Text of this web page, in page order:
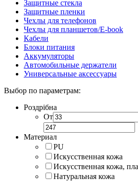
Защитные стекла
Защитные пленки
Чехлы для телефонов
Чехлы для планшетов/E-book
Кабели
Блоки питания
Аккумуляторы
Автомобильные держатели
Универсальные аксессуары
Выбор по параметрам:
Роздрібна
От
Материал
PU
Искусственная кожа
Искусственная кожа,
Натуральная кожа